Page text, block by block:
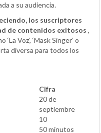
a su audiencia.
los suscriptores
de contenidos exitosos ,
Voz’, ‘Mask Singer’ o
diversa para todos los
Cifra
20 de
septiembre
10
50 minutos